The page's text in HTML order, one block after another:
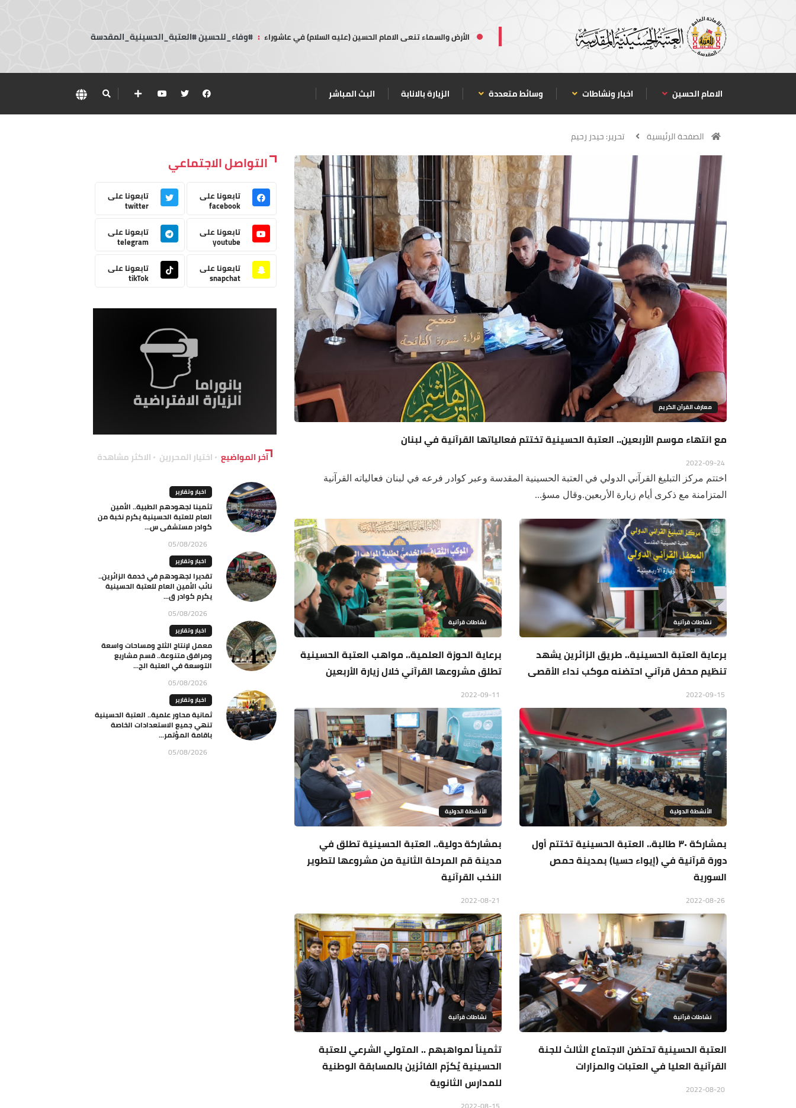
الأرض والسماء تنعى الامام الحسين (عليه السلام) في عاشوراء : #وفاء_للحسين #العتبة_الحسينية_المقدسة
الامام الحسين اخبار ونشاطات وسائط متعددة الزيارة بالانابة البث المباشر
الصفحة الرئيسية تحرير: حيدر رحيم
معارف القرآن الكريم
مع انتهاء موسم الأربعين.. العتبة الحسينية تختتم فعالياتها القرآنية في لبنان
اختتم مركز التبليغ القرآني الدولي في العتبة الحسينية المقدسة وعبر كوادر فرعه في لبنان فعالياته القرآنية
المتزامنة مع ذكرى أيام زيارة الأربعين.وقال مسؤ...
نشاطات قرآنية
برعاية العتبة الحسينية.. طريق الزائرين يشهد
تنظيم محفل قرآني احتضنه موكب نداء الأقصى
نشاطات قرآنية
برعاية الحوزة العلمية.. مواهب العتبة الحسينية
تطلق مشروعها القرآني خلال زيارة الأربعين
الأنشطة الدولية
بمشاركة ٣٠ طالبة.. العتبة الحسينية تختتم أول
دورة قرآنية في (إيواء حسيا) بمدينة حمص
السورية
الأنشطة الدولية
بمشاركة دولية.. العتبة الحسينية تطلق في
مدينة قم المرحلة الثانية من مشروعها لتطوير
النخب القرآنية
نشاطات قرآنية
العتبة الحسينية تحتضن الاجتماع الثالث للجنة
القرآنية العليا في العتبات والمزارات
نشاطات قرآنية
تثميناً لمواهبهم .. المتولي الشرعي للعتبة
الحسينية يُكرّم الفائزين بالمسابقة الوطنية
للمدارس الثانوية
التواصل الاجتماعي
تابعونا على
facebook
تابعونا على
twitter
تابعونا على
youtube
تابعونا على
telegram
تابعونا على
snapchat
تابعونا على
tikTok
آخر المواضيع اختيار المحررين الاكثر مشاهدة
اخبار وتقارير
تثمينا لجهودهم الطبية.. الأمين
العام للعتبة الحسينية يكرم نخبة من
كوادر مستشفى س...
05/08/2026
اخبار وتقارير
تقديرا لجهودهم في خدمة الزائرين..
نائب الأمين العام للعتبة الحسينية
يكرم كوادر ق...
05/08/2026
اخبار وتقارير
معمل لإنتاج الثلج ومساحات واسعة
ومرافق متنوعة.. قسم مشاريع
التوسعة في العتبة الح...
05/08/2026
اخبار وتقارير
ثمانية محاور علمية.. العتبة الحسينية
تنهي جميع الاستعدادات الخاصة
باقامة المؤتمر...
05/08/2026